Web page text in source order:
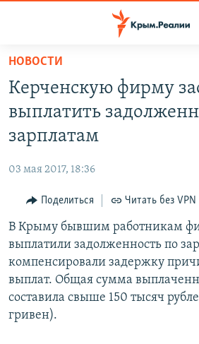
Вернуться
основному
содержанию
главной
Вернутся
поиску
СПЕЦПРОЕКТЫ
11 ЛЕТ ОККУПАЦИИ КРЫМА. 11 ИСТОРИЙ
ЕЩЕ
ИНТЕРАКТИВ
ИНФОГРАФИКА
ТЕЛЕПРОЕКТ КРЫМ.РЕАЛИИ
СОВЕТЫ ПРАВОЗАЩИТНИКОВ
ПРОПАВШИЕ БЕЗ ВЕСТИ
РАДІО СВОБОДА
КАК ОБОЙТИ БЛОКИРОВКУ
Українською
НОВОСТИ
Керченскую фирму
выплатить
зарплатам
03 мая 2017, 18:36
Поделиться Читать без VPN
В Крыму бывшим работникам
выплатили задолженность по
компенсировали задержку
выплат. Общая сумма
составила свыше 150 тысяч
гривен).